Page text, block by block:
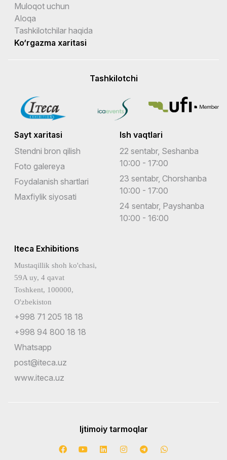
Muloqot uchun
Aloqa
Tashkilotchilar haqida
Ko‘rgazma xaritasi
Tashkilotchi
Sayt xaritasi
Stendni bron qilish
Foto galereya
Foydalanish shartlari
Maxfiylik siyosati
Ish vaqtlari
22 sentabr, Seshanba
10:00 - 17:00
23 sentabr, Chorshanba
10:00 - 17:00
24 sentabr, Payshanba
10:00 - 16:00
Iteca Exhibitions
Mustaqillik shoh ko'chasi,
59A uy, 4 qavat
Toshkent, 100000,
O'zbekiston
+998 71 205 18 18
+998 94 800 18 18
Whatsapp
post@iteca.uz
www.iteca.uz
Ijtimoiy tarmoqlar